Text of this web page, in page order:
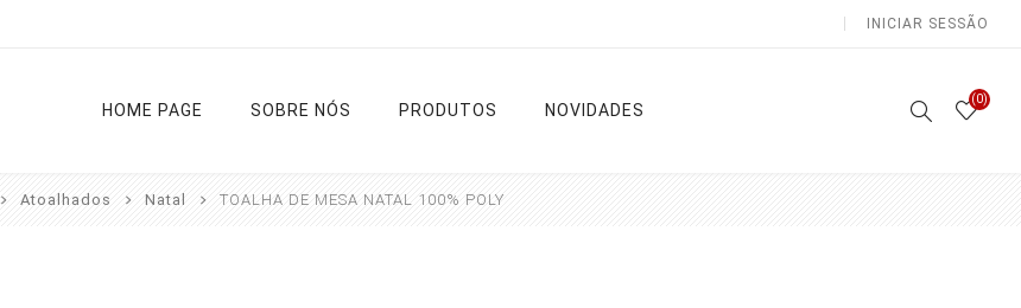
INICIAR SESSÃO
HOME PAGE SOBRE NÓS PRODUTOS
Cortinas Varões Estores Tapetes
NOVIDADES
(0)
Atoalhados Natal TOALHA DE MESA NATAL 100% POLY